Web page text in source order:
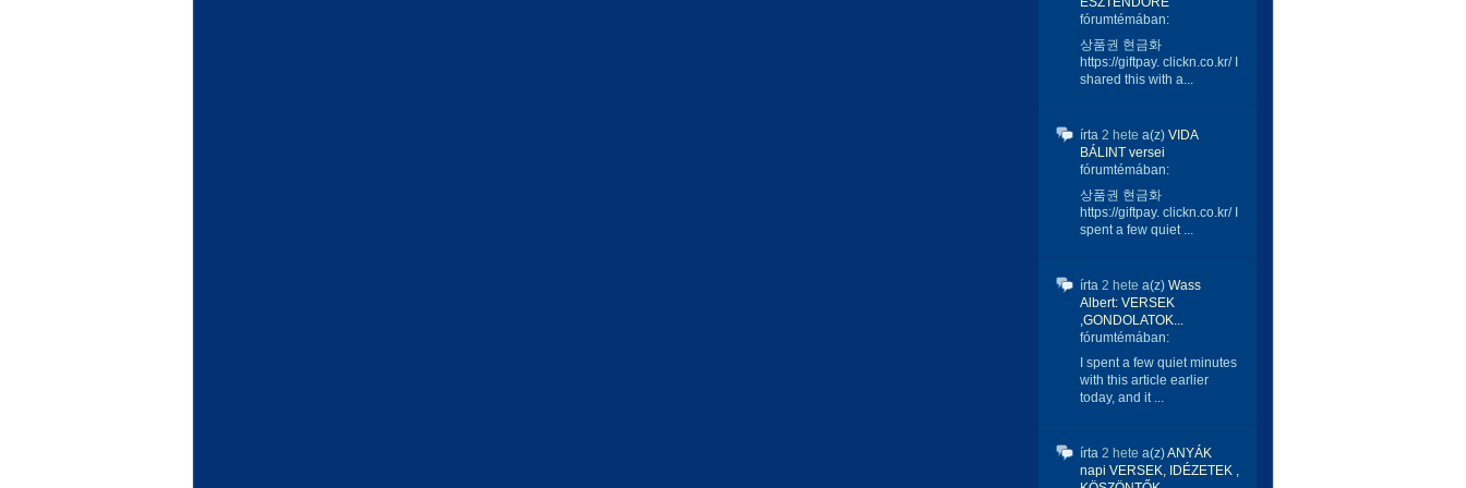
fórumtémában:
상품권 현금화
https://giftpay. clickn.co.kr/ I
shared this with a...
írta 2 hete a(z) VIDA
BÁLINT versei
fórumtémában:
상품권 현금화
https://giftpay. clickn.co.kr/ I
spent a few quiet ...
írta 2 hete a(z) Wass
Albert: VERSEK
,GONDOLATOK...
fórumtémában:
I spent a few quiet minutes
with this article earlier
today, and it ...
írta 2 hete a(z)ANYÁK
napi VERSEK, IDÉZETEK ,